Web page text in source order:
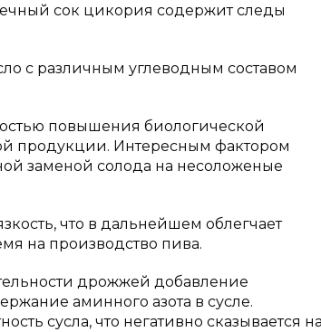
сок цикория содержит следы
с различным углеводным составом
повышения биологической
продукции. Интересным фактором
заменой солода на несоложеные
что в дальнейшем облегчает
на производство пива.
дрожжей добавление
аминного азота в сусле.
сусла, что негативно сказывается на